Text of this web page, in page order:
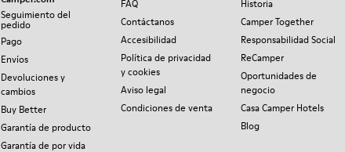
Seguimiento del
pedido
Pago
Envíos
Devoluciones y
cambios
Buy Better
Garantía de producto
Garantía de por vida
FAQ
Contáctanos
Accesibilidad
Política de privacidad
y cookies
Aviso legal
Condiciones de venta
Historia
Camper Together
Responsabilidad Social
ReCamper
Oportunidades de
negocio
Casa Camper Hotels
Blog